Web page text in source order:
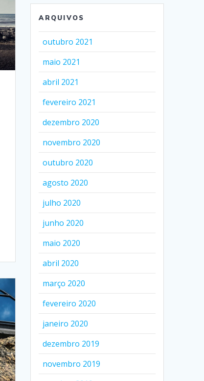
ARQUIVOS
outubro 2021
maio 2021
abril 2021
fevereiro 2021
dezembro 2020
novembro 2020
outubro 2020
agosto 2020
julho 2020
junho 2020
maio 2020
abril 2020
março 2020
fevereiro 2020
janeiro 2020
dezembro 2019
novembro 2019